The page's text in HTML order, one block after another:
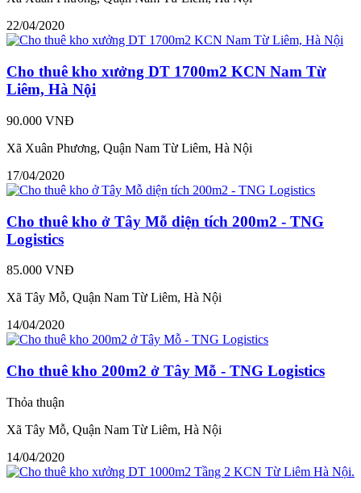
22/04/2020
Cho thuê kho xưởng DT 1700m2 KCN Nam Từ
Liêm, Hà Nội
90.000 VNĐ
Xã Xuân Phương, Quận Nam Từ Liêm, Hà Nội
17/04/2020
Cho thuê kho ở Tây Mỗ diện tích 200m2 - TNG
Logistics
85.000 VNĐ
Xã Tây Mỗ, Quận Nam Từ Liêm, Hà Nội
14/04/2020
Cho thuê kho 200m2 ở Tây Mỗ - TNG Logistics
Thỏa thuận
Xã Tây Mỗ, Quận Nam Từ Liêm, Hà Nội
14/04/2020